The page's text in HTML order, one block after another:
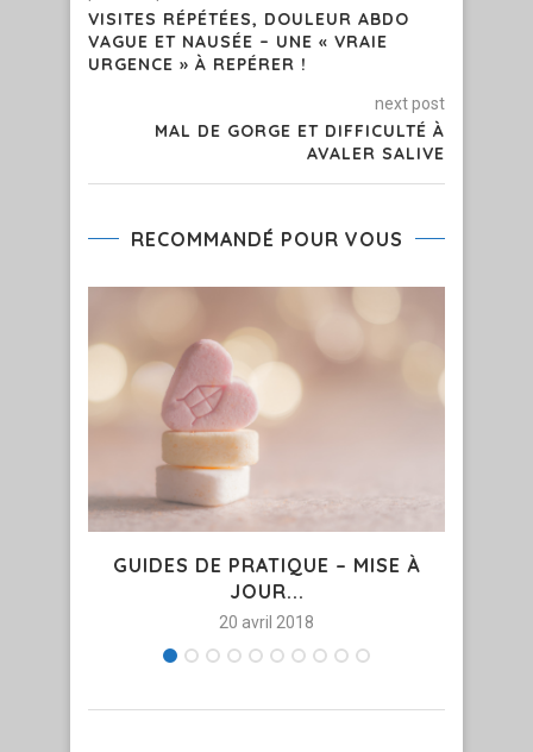
VISITES RÉPÉTÉES, DOULEUR ABDO
VAGUE ET NAUSÉE – UNE « VRAIE
URGENCE » À REPÉRER !
next post
MAL DE GORGE ET DIFFICULTÉ À
AVALER SALIVE
RECOMMANDÉ POUR VOUS
GUIDES DE PRATIQUE – MISE À
JOUR...
20 avril 2018